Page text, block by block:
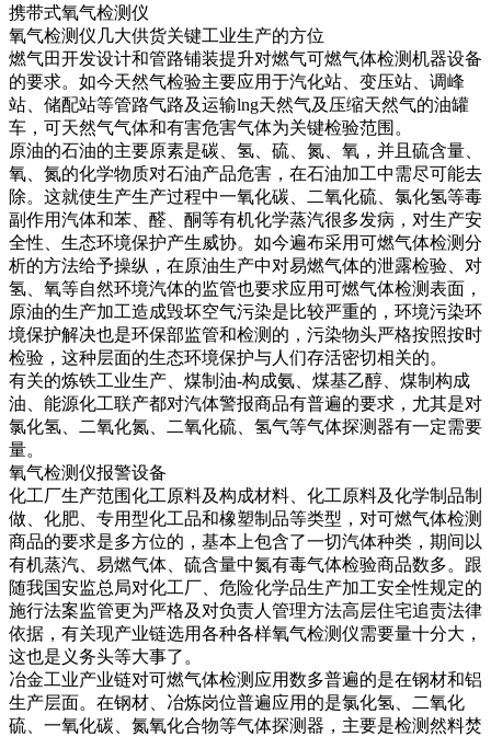
携带式氧气检测仪
氧气检测仪几大供货关键工业生产的方位
燃气田开发设计和管路铺装提升对燃气可燃气体检测机器设备
的要求。如今天然气检验主要应用于汽化站、变压站、调峰
站、储配站等管路气路及运输lng天然气及压缩天然气的油罐
车，可天然气气体和有害危害气体为关键检验范围。
原油的石油的主要原素是碳、氢、硫、氮、氧，并且硫含量、
氧、氮的化学物质对石油产品危害，在石油加工中需尽可能去
除。这就使生产生产过程中一氧化碳、二氧化硫、氯化氢等毒
副作用汽体和苯、醛、酮等有机化学蒸汽很多发病，对生产安
全性、生态环境保护产生威协。如今遍布采用可燃气体检测分
析的方法给予操纵，在原油生产中对易燃气体的泄露检验、对
氢、氧等自然环境汽体的监管也要求应用可燃气体检测表面，
原油的生产加工造成毁坏空气污染是比较严重的，环境污染环
境保护解决也是环保部监管和检测的，污染物头严格按照按时
检验，这种层面的生态环境保护与人们存活密切相关的。
有关的炼铁工业生产、煤制油-构成氨、煤基乙醇、煤制构成
油、能源化工联产都对汽体警报商品有普遍的要求，尤其是对
氯化氢、二氧化氮、二氧化硫、氢气等气体探测器有一定需要
量。
氧气检测仪报警设备
化工厂生产范围化工原料及构成材料、化工原料及化学制品制
做、化肥、专用型化工品和橡塑制品等类型，对可燃气体检测
商品的要求是多方位的，基本上包含了一切汽体种类，期间以
有机蒸汽、易燃气体、硫含量中氮有毒气体检验商品数多。跟
随我国安监总局对化工厂、危险化学品生产加工安全性规定的
施行法案监管更为严格及对负责人管理方法高层住宅追责法律
依据，有关现产业链选用各种各样氧气检测仪需要量十分大，
这也是义务头等大事了。
冶金工业产业链对可燃气体检测应用数多普遍的是在钢材和铝
生产层面。在钢材、冶炼岗位普遍应用的是氯化氢、二氧化
硫、一氧化碳、氮氧化合物等气体探测器，主要是检测然料焚